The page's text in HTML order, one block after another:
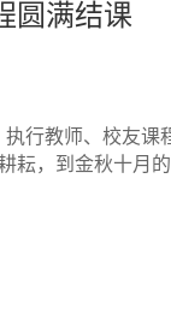
圆满结课
行教师、校友课
耘，到金秋十月